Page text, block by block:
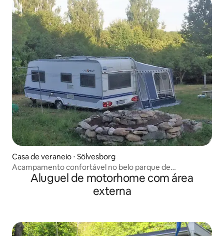
Casa de veraneio ⋅ Sölvesborg
Acampamento confortável no belo parque de
Ljungbacka.
Aluguel de motorhome com área
externa